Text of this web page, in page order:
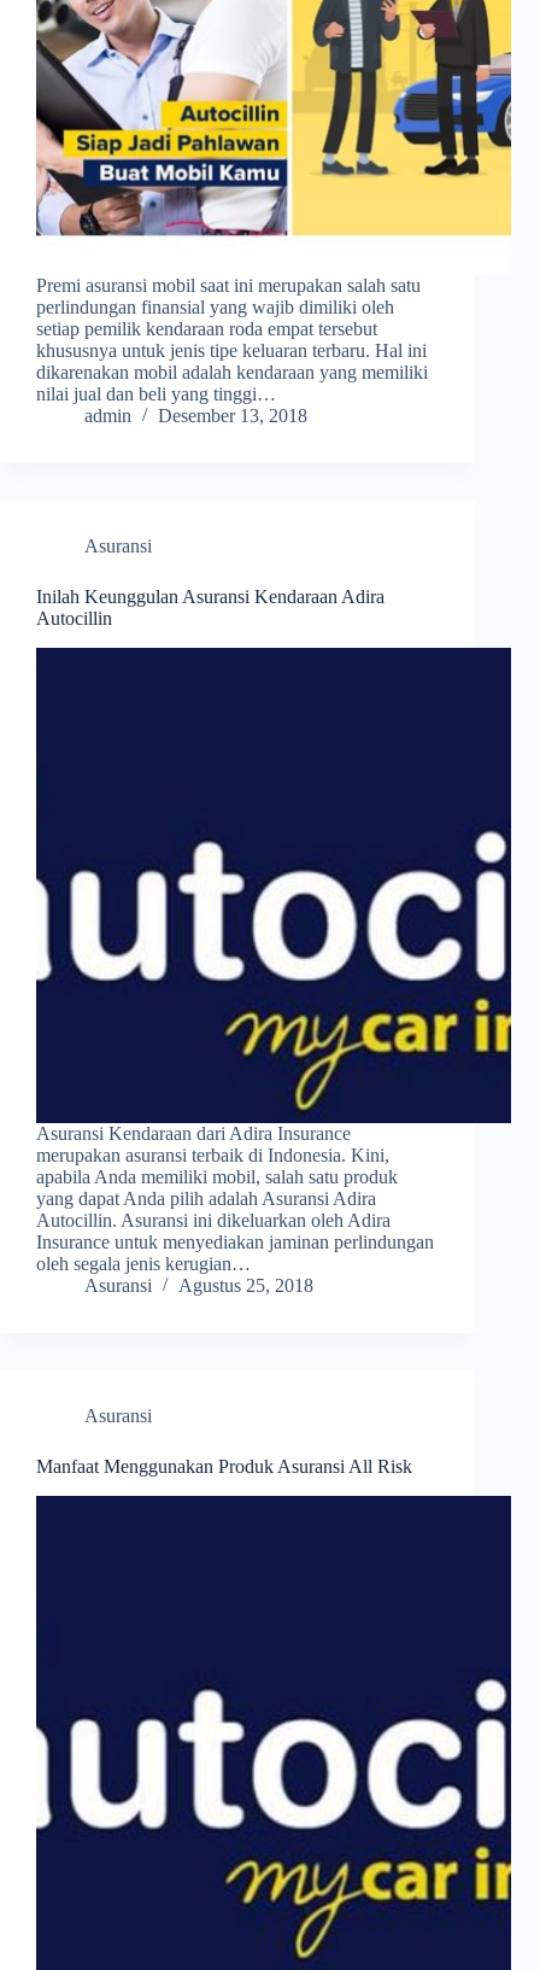
Premi asuransi mobil saat ini merupakan salah satu
perlindungan finansial yang wajib dimiliki oleh
setiap pemilik kendaraan roda empat tersebut
khususnya untuk jenis tipe keluaran terbaru. Hal ini
dikarenakan mobil adalah kendaraan yang memiliki
nilai jual dan beli yang tinggi…
admin
Desember 13, 2018
Asuransi
Inilah Keunggulan Asuransi Kendaraan Adira
Autocillin
Asuransi Kendaraan dari Adira Insurance
merupakan asuransi terbaik di Indonesia. Kini,
apabila Anda memiliki mobil, salah satu produk
yang dapat Anda pilih adalah Asuransi Adira
Autocillin. Asuransi ini dikeluarkan oleh Adira
Insurance untuk menyediakan jaminan perlindungan
oleh segala jenis kerugian…
Asuransi
Agustus 25, 2018
Asuransi
Manfaat Menggunakan Produk Asuransi All Risk